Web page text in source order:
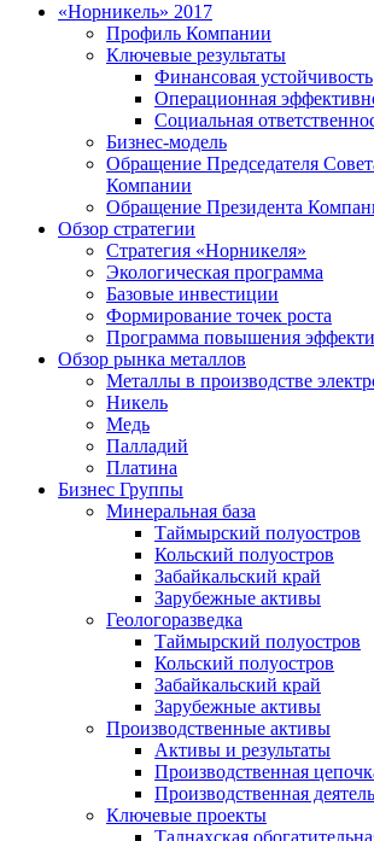
«Норникель» 2017
Профиль Компании
Ключевые результаты
Финансовая устойчивость
Операционная
Социальная
Бизнес-модель
Обращение Председателя
Компании
Обращение Президента
Обзор стратегии
Стратегия «Норникеля»
Экологическая программа
Базовые инвестиции
Формирование точек роста
Программа повышения
Обзор рынка металлов
Металлы в производстве
Никель
Медь
Палладий
Платина
Бизнес Группы
Минеральная база
Таймырский полуостров
Кольский полуостров
Забайкальский край
Зарубежные активы
Геологоразведка
Таймырский полуостров
Кольский полуостров
Забайкальский край
Зарубежные активы
Производственные активы
Активы и результаты
Производственная
Производственная
Ключевые проекты
Талнахская